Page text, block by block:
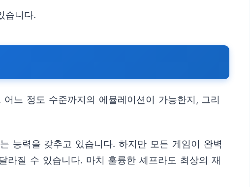
습니다.
느 정도 수준까지의 에뮬레이션이 가능한지, 그리
능력을 갖추고 있습니다. 하지만 모든 게임이 완벽
라질 수 있습니다. 마치 훌륭한 셰프라도 최상의 재